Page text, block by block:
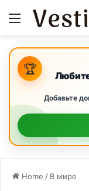
Menu
🏆
Добавьте
Home / В мире